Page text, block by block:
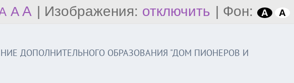
A A | Изображения: отключить | Фон: A A
ДОПОЛНИТЕЛЬНОГО ОБРАЗОВАНИЯ "ДОМ ПИОНЕРОВ И